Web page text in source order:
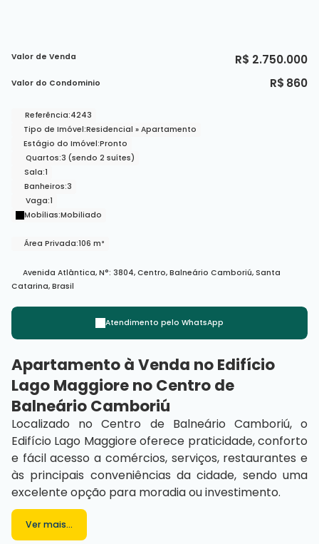
R$ 2.750.000
Valor de Venda
Valor do Condominio R$ 860
Referência:4243
Tipo de Imóvel:Residencial » Apartamento
Estágio do Imóvel:Pronto
Quartos:3 (sendo 2 suítes)
Sala:1
Banheiros:3
Vaga:1
Mobílias:Mobiliado
Área Privada:106 m²
Avenida Atlântica,N°: 3804,Centro,Balneário Camboriú,Santa
Catarina, Brasil
Atendimento pelo WhatsApp
Apartamento à Venda no Edifício
Lago Maggiore no Centro de
Balneário Camboriú
Localizado no Centro de Balneário Camboriú, o
Edifício Lago Maggiore oferece praticidade, conforto
e fácil acesso a comércios, serviços, restaurantes e
às principais conveniências da cidade, sendo uma
excelente opção para moradia ou investimento.
O apartamento é
dormitórios
Ver mais...